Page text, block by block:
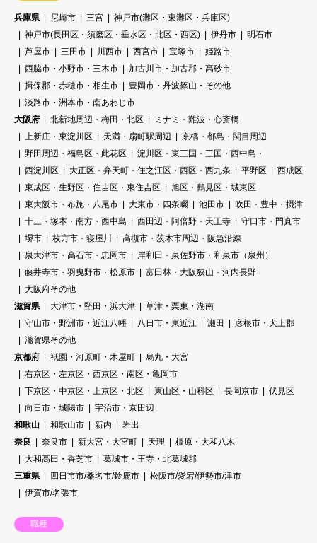
兵庫県 尼崎市 三宮
神戸市(灘区・東灘区・兵庫区)
神戸市(長田区・須磨区・垂水区・北区・西区)
伊丹市
明石市
芦屋市
三田市 川西市 西宮市 宝塚市
姫路市
西脇市・小野市・三木市
加古川市・加古郡・高砂市
揖保郡・赤穂市・相生市
豊岡市・丹波篠山・その他
淡路市・洲本市・南あわじ市
大阪府
北新地周辺・梅田・北区
ミナミ・難波・心斎橋
上新庄・東淀川区
天満・扇町駅周辺
京橋・都島・関目周辺
野田周辺・福島区・此花区
淀川区・東三国・三国・西中島・
西淀川区
大正区・弁天町・住之江区・西区・西九条 平野区
西成区
東成区・生野区・住吉区・東住吉区
旭区・鶴見区・城東区
東大阪市・布施・八尾市
大東市・四条畷 池田市
吹田・豊中・摂津
十三・塚本・南方・西中島
西田辺・阿倍野・天王寺
守口市・門真市
堺市
枚方市・寝屋川
高槻市・茨木市周辺・阪急沿線
泉大津市・高石市・忠岡市
岸和田・泉佐野市・和泉市（泉州）
藤井寺市・羽曳野市・松原市
富田林・大阪狭山・河内長野
大阪府その他
滋賀県
大津市・堅田・浜大津
草津・栗東・湖南
守山市・野洲市・近江八幡
八日市・東近江 瀬田
彦根市・犬上郡
滋賀県その他
京都府
祇園・河原町・木屋町
烏丸・大宮
右京区・左京区・西京区・南区・亀岡市
下京区・中京区・上京区・北区
東山区・山科区 長岡京市
伏見区
向日市・城陽市
宇治市・京田辺
和歌山
和歌山市 新内
岩出
奈良
奈良市 新大宮・大宮町 天理
橿原・大和八木
大和高田・香芝市
葛城市・王寺・北葛城郡
三重県
四日市市/桑名市/鈴鹿市
松阪市/愛宕/伊勢市/津市
伊賀市/名張市
職種